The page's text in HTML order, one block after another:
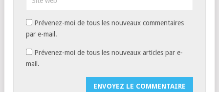
Prévenez-moi de tous les nouveaux commentaires
par e-mail.
Prévenez-moi de tous les nouveaux articles par e-
mail.